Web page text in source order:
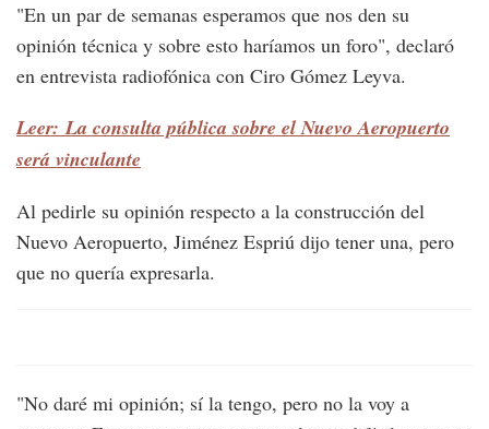
"En un par de semanas esperamos que nos den su
opinión técnica y sobre esto haríamos un foro", declaró
en entrevista radiofónica con Ciro Gómez Leyva.
Leer: La consulta pública sobre el Nuevo Aeropuerto
será vinculante
Al pedirle su opinión respecto a la construcción del
Nuevo Aeropuerto, Jiménez Espriú dijo tener una, pero
que no quería expresarla.
"No daré mi opinión; sí la tengo, pero no la voy a